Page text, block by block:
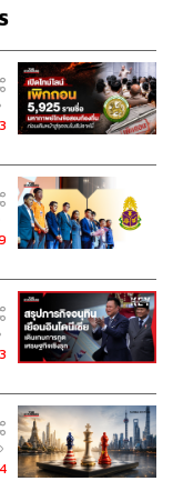
Takashimaya
TEAM
AND SHIFT
/ Facebook / Twitter :